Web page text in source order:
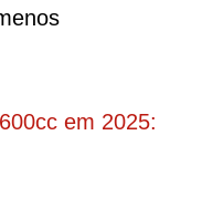
em 2025: